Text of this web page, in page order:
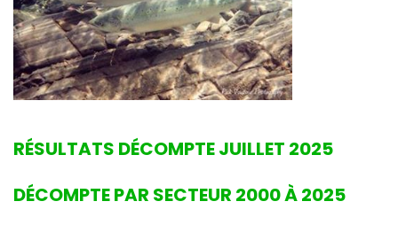
RÉSULTATS DÉCOMPTE JUILLET 2025
DÉCOMPTE PAR SECTEUR 2000 À 2025